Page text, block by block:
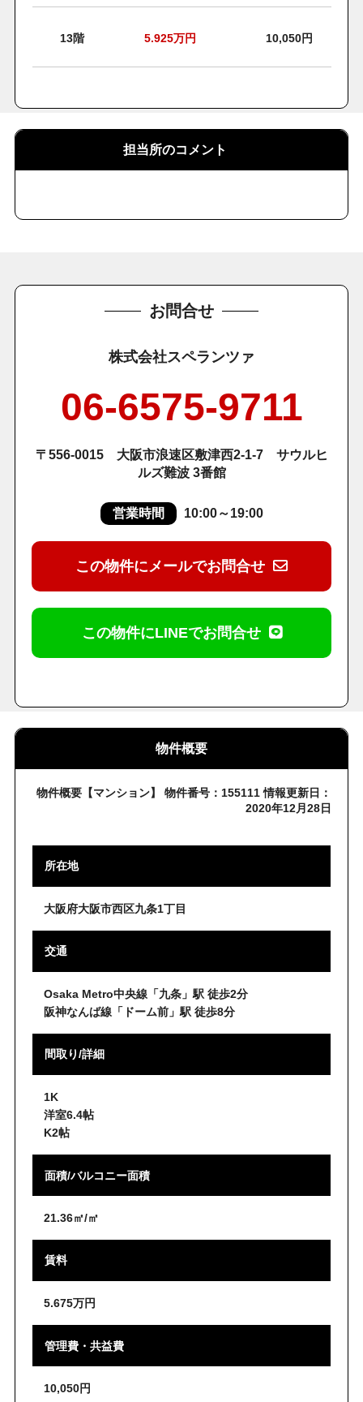
13階 5.925万円 10,050円
担当所のコメント
お問合せ
株式会社スペランツァ
06-6575-9711
〒556-0015 大阪市浪速区敷津西2-1-7 サウルヒ
ルズ難波 3番館
営業時間 10:00～19:00
この物件にメールでお問合せ
この物件にLINEでお問合せ
物件概要
物件概要【マンション】 物件番号：155111 情報更新日：
2020年12月28日
所在地
大阪府大阪市西区九条1丁目
交通
Osaka Metro中央線「九条」駅 徒歩2分
阪神なんば線「ドーム前」駅 徒歩8分
間取り/詳細
1K
洋室6.4帖
K2帖
面積/バルコニー面積
21.36㎡/㎡
賃料
5.675万円
管理費・共益費
10,050円